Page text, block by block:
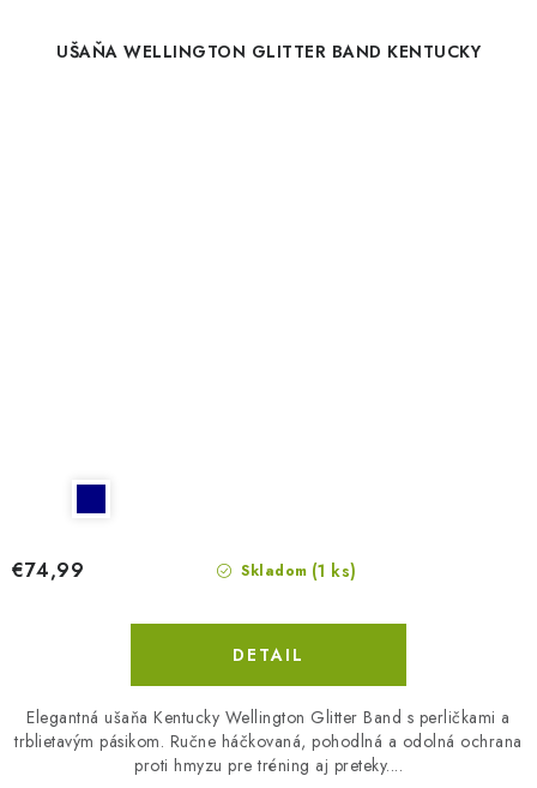
UŠAŇA WELLINGTON GLITTER BAND KENTUCKY
Skladom (1 ks)
€74,99
DETAIL
Elegantná ušaňa Kentucky Wellington Glitter Band s perličkami a
trblietavým pásikom. Ručne háčkovaná, pohodlná a odolná ochrana
proti hmyzu pre tréning aj preteky....